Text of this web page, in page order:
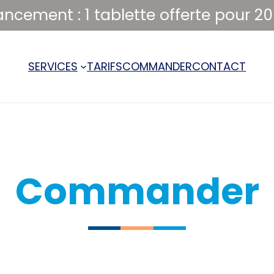
: 1 tablette offerte pour
SERVICES TARIFSCOMMANDERCONTACT
Commander